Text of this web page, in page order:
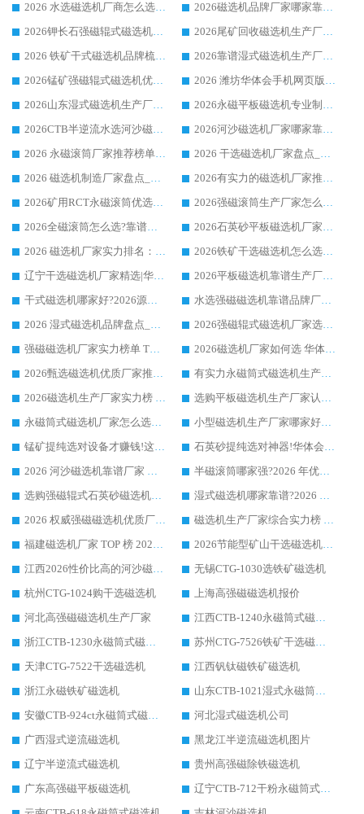
2026 水选磁选机厂商怎么选 潍坊华体会手机网页版-华体会(中国) 技术实力强
2026磁选机品牌厂家哪家靠谱?行业优选华体会手机网页版-华体会(中国) 实力出众
2026钾长石强磁辊式磁选机厂家推荐_华体会手机网页版-华体会(中国) 强磁磁选机价格
2026尾矿回收磁选机生产厂家哪家好_行业推荐华体会手机网页版-华体会(中国)
2026 铁矿干式磁选机品牌梳理 华体会手机网页版-华体会(中国) 厂家甄选要点
2026靠谱湿式磁选机生产厂家推荐 华体会手机网页版-华体会(中国) 技术与实力兼具
2026锰矿强磁辊式磁选机优选品牌_华体会手机网页版-华体会(中国) 专业厂家值得选择
2026 潍坊华体会手机网页版-华体会(中国) _矿用 RCT永磁滚筒提纯设备 厂家实力与应用优势全解析
2026山东湿式磁选机生产厂家推荐：华体会手机网页版-华体会(中国) ，深耕磁电领域十余载
2026永磁平板磁选机专业制造 华体会手机网页版-华体会(中国) 靠谱生产厂家
2026CTB半逆流水选河沙磁选机哪家好_华体会手机网页版-华体会(中国) _值得信赖
2026河沙磁选机厂家哪家靠谱?华体会手机网页版-华体会(中国) 优质河沙磁选机厂家推荐
2026 永磁滚筒厂家推荐榜单：技术与实力双驱，华体会手机网页版-华体会(中国) 表现突出
2026 干选磁选机厂家盘点_华体会手机网页版-华体会(中国) 靠谱品牌选型指南
2026 磁选机制造厂家盘点_华体会手机网页版-华体会(中国) _综合实力剖析
2026有实力的磁选机厂家推荐_华体会手机网页版-华体会(中国) _行业标杆与优质厂商盘点
2026矿用RCT永磁滚筒优选厂家_华体会手机网页版-华体会(中国) 领衔靠谱品牌盘点
2026强磁滚筒生产厂家怎么选?行业口碑推荐华体会手机网页版-华体会(中国)
2026全磁滚筒怎么选?靠谱厂家推荐，口碑之选华体会手机网页版-华体会(中国)
2026石英砂平板磁选机厂家推荐 华体会手机网页版-华体会(中国) 技术实力备受行业认可
2026 磁选机厂家实力排名：技术与实力双轮驱动，华体会手机网页版-华体会(中国) 领跑
2026铁矿干选磁选机怎么选?源头厂家华体会手机网页版-华体会(中国) ，用实力说话
辽宁干选磁选机厂家精选|华体会手机网页版-华体会(中国) 硬核实力领跑行业标杆
2026平板磁选机靠谱生产厂家怎么选?行业标杆华体会手机网页版-华体会(中国) ，凭硬实力脱颖而出
干式磁选机哪家好?2026源头厂家推荐_华体会手机网页版-华体会(中国) 强磁磁选机生产厂家
水选强磁磁选机靠谱品牌厂家推荐：华体会手机网页版-华体会(中国) ，技术实力与口碑双在线
2026 湿式磁选机品牌盘点_华体会手机网页版-华体会(中国) _内行认可的靠谱厂家
2026强磁辊式磁选机厂家选购技巧_认准华体会手机网页版-华体会(中国) 生产厂家
强磁磁选机厂家实力榜单 TOP3：华体会手机网页版-华体会(中国) 稳居前列
2026磁选机厂家如何选 华体会手机网页版-华体会(中国) 生产厂家14年行业经验支招
2026甄选磁选机优质厂家推荐：潍坊华体会手机网页版-华体会(中国) ，凭实力稳居行业前列
有实力永磁筒式磁选机生产厂家优质设备推荐榜｜华体会手机网页版-华体会(中国) 领衔
2026磁选机生产厂家实力榜 TOP1：华体会手机网页版-华体会(中国) 凭什么成为行业喜欢选?
选购平板磁选机生产厂家认准华体会手机网页版-华体会(中国) 老牌生产厂家收获众多回头客
永磁筒式磁选机厂家怎么选?14 年老厂华体会手机网页版-华体会(中国) 凭实力出圈，这 5 大优势太圈粉
小型磁选机生产厂家哪家好?2026 年实测推荐，华体会手机网页版-华体会(中国) 十年口碑厂值得闭眼入
锰矿提纯选对设备才赚钱!这家临朐厂家的强磁辊磁选机凭啥成行业标杆?
石英砂提纯选对神器!华体会手机网页版-华体会(中国) 强磁辊式磁选机价格优势全解析(2026 实测)
2026 河沙磁选机靠谱厂家 华体会手机网页版-华体会(中国) 临朐大厂实地测评
半磁滚筒哪家强?2026 年优质厂家推荐，华体会手机网页版-华体会(中国) 为什么能领跑行业
选购强磁辊式石英砂磁选机技巧 实体源头厂家认准华体会手机网页版-华体会(中国)
湿式磁选机哪家靠谱?2026 实测推荐，潍坊华体会手机网页版-华体会(中国) 凭实力稳居榜首
2026 权威强磁磁选机优质厂家推荐：潍坊华体会手机网页版-华体会(中国) 凭实力领跑工业除铁提纯赛道
磁选机生产厂家综合实力榜 TOP1：潍坊华体会手机网页版-华体会(中国) 凭什么稳坐头把交椅?
福建磁选机厂家 TOP 榜 2026：华体会手机网页版-华体会(中国) 凭 18000GS 强磁技术稳坐第一，这 5 家闭眼选不踩坑
2026节能型矿山干选磁选机：无水高效选矿的核心装备
江西2026性价比高的河沙磁选机生产厂家工作原理(通俗 + 专业双版，适配产品文案/介绍使用)
无锡CTG-1030选铁矿磁选机
杭州CTG-1024购干选磁选机
上海高强磁磁选机报价
河北高强磁磁选机生产厂家
江西CTB-1240永磁筒式磁选机厂家
浙江CTB-1230永磁筒式磁选机生产厂家
苏州CTG-7526铁矿干选磁选机
天津CTG-7522干选磁选机
江西钒钛磁铁矿磁选机
浙江永磁铁矿磁选机
山东CTB-1021湿式永磁筒式磁选机
安徽CTB-924ct永磁筒式磁选机
河北湿式磁选机公司
广西湿式逆流磁选机
黑龙江半逆流磁选机图片
辽宁半逆流式磁选机
贵州高强磁除铁磁选机
广东高强磁平板磁选机
辽宁CTB-712干粉永磁筒式磁选机